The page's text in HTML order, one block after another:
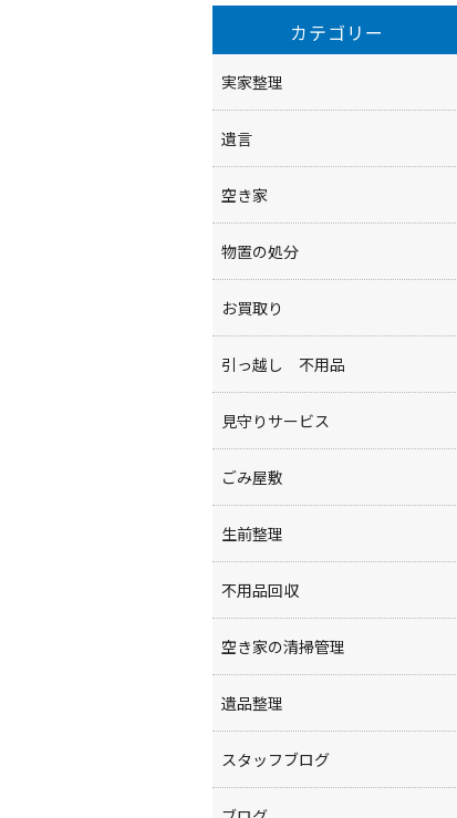
カテゴリー
実家整理
遺言
空き家
物置の処分
お買取り
引っ越し 不用品
見守りサービス
ごみ屋敷
生前整理
不用品回収
空き家の清掃管理
遺品整理
スタッフブログ